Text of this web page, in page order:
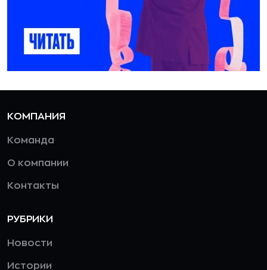
КОМПАНИЯ
Команда
О компании
Контакты
РУБРИКИ
Новости
Истории